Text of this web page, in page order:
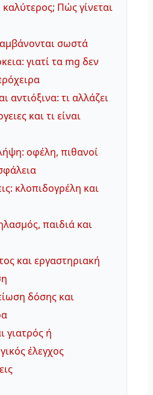
καλύτερος; Πώς γίνεται
σωστά
γιατί τα mg δεν
αντιόξινα: τι αλλάζει
και τι είναι
οφέλη, πιθανοί
κλοπιδογρέλη και
παιδιά και
και εργαστηριακή
δόσης και
γιατρός ή
έλεγχος